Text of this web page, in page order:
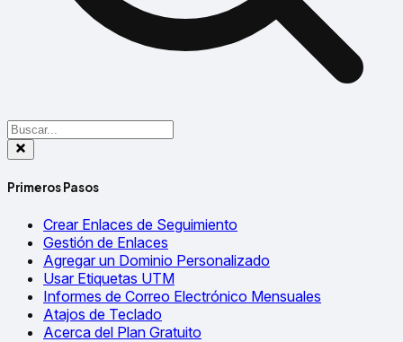
Primeros Pasos
Crear Enlaces de Seguimiento
Gestión de Enlaces
Agregar un Dominio Personalizado
Usar Etiquetas UTM
Informes de Correo Electrónico Mensuales
Atajos de Teclado
Acerca del Plan Gratuito